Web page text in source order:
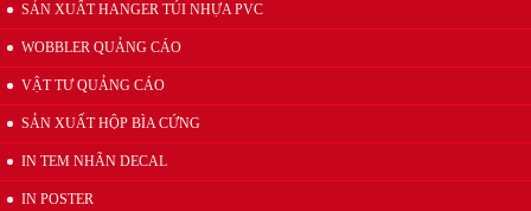
SẢN XUẤT HANGER TÚI NHỰA PVC
WOBBLER QUẢNG CÁO
VẬT TƯ QUẢNG CÁO
SẢN XUẤT HỘP BÌA CỨNG
IN TEM NHÃN DECAL
IN POSTER
Wobbler đế nhựa